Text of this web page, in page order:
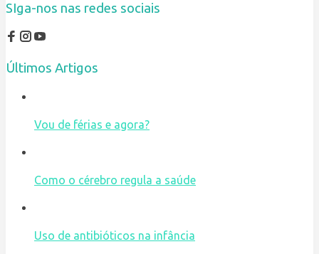
SIga-nos nas redes sociais
Últimos Artigos
Vou de férias e agora?
Como o cérebro regula a saúde
Uso de antibióticos na infância